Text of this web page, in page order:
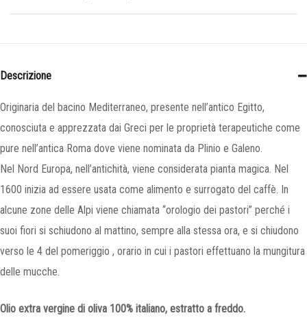
Descrizione
Originaria del bacino Mediterraneo, presente nell’antico Egitto,
conosciuta e apprezzata dai Greci per le proprietà terapeutiche come
pure nell’antica Roma dove viene nominata da Plinio e Galeno.
Nel Nord Europa, nell’antichità, viene considerata pianta magica. Nel
1600 inizia ad essere usata come alimento e surrogato del caffè. In
alcune zone delle Alpi viene chiamata “orologio dei pastori” perché i
suoi fiori si schiudono al mattino, sempre alla stessa ora, e si chiudono
verso le 4 del pomeriggio , orario in cui i pastori effettuano la mungitura
delle mucche.
Olio extra vergine di oliva 100% italiano, estratto a freddo.